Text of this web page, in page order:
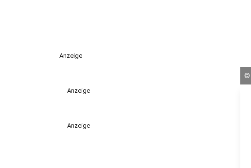
Anzeige
Anzeige
Anzeige
©